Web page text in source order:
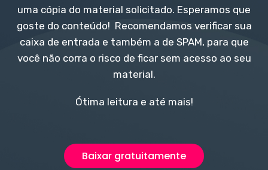
uma cópia do material solicitado. Esperamos que
goste do conteúdo! Recomendamos verificar sua
caixa de entrada e também a de SPAM, para que
você não corra o risco de ficar sem acesso ao seu
material.
Ótima leitura e até mais!
Baixar gratuitamente